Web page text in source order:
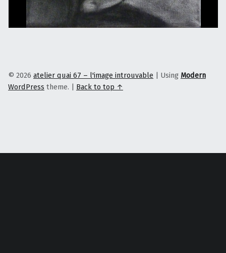
© 2026 atelier quai 67 – l'image introuvable | Using Modern
WordPress theme. | Back to top ↑